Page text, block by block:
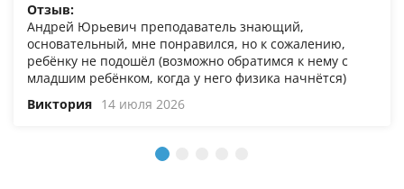
Отзыв:
Андрей Юрьевич преподаватель знающий,
основательный, мне понравился, но к сожалению,
ребёнку не подошёл (возможно обратимся к нему с
младшим ребёнком, когда у него физика начнётся)
Виктория 14 июля 2026